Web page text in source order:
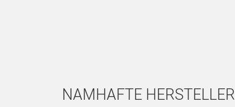
NAMHAFTE HERSTELLER